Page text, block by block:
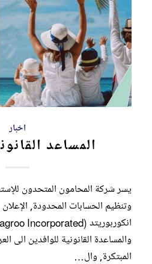
اخبار
المساعد
يسر شركة المحامون المتحدون
وتنظيم الحسابات المحدودة,
والمساعدة القانونية للوافدين الى
المبتكرة, وال…